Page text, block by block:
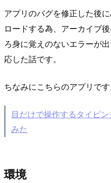
アプリのバグを修正した後
ロードする為、アーカイブ
ろ身に覚えのないエラーが
応した話です。
ちなみにこちらのアプリです
目だけで操作するタイピ
みた
環境